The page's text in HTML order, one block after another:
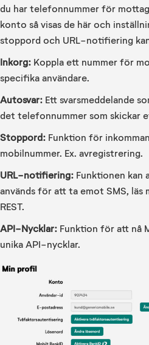
du har telefonnummer för
konto så visas de här och
stoppord och URL-notifiering
Inkorg: Koppla ett nummer för
specifika användare.
Autosvar: Ett svarsmeddelande
det telefonnummer som skickar
Stoppord: Funktion för
mobilnummer. Ex. avregistrering.
URL-notifiering: Funktionen kan
används för att ta emot SMS, läs
REST.
API-Nycklar: Funktion för att nå
unika API-nycklar.